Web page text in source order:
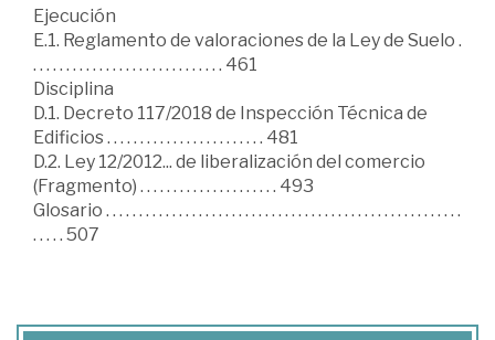
Ejecución
E.1. Reglamento de valoraciones de la Ley de Suelo .
. . . . . . . . . . . . . . . . . . . . . . . . . . . . . 461
Disciplina
D.1. Decreto 117/2018 de Inspección Técnica de
Edificios . . . . . . . . . . . . . . . . . . . . . . . . 481
D.2. Ley 12/2012... de liberalización del comercio
(Fragmento) . . . . . . . . . . . . . . . . . . . . . 493
Glosario . . . . . . . . . . . . . . . . . . . . . . . . . . . . . . . . . . . . . . . . . . . . . . . . . . . . . .
. . . . . 507